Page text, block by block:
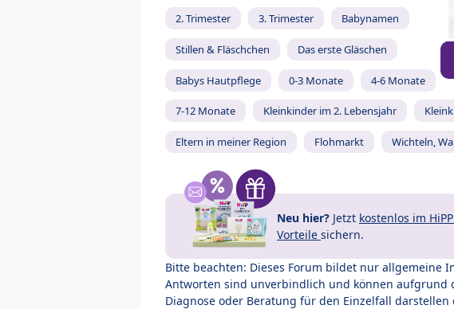
2. Trimester 3. Trimester Babynamen
Stillen & Fläschchen Das erste Gläschen
Babys Hautpflege 0-3 Monate 4-6 Monate
7-12 Monate Kleinkinder im 2. Lebensjahr
Eltern in meiner Region Flohmarkt Wichteln,
Neu hier? Jetzt kostenlos im
Vorteile sichern.
Bitte beachten: Dieses Forum bildet nur allgemeine
Antworten sind unverbindlich und können aufgrund
Diagnose oder Beratung für den Einzelfall